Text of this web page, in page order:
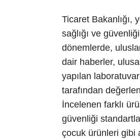
Ticaret Bakanlığı,
sağlığı ve
dönemlerde,
dair haberler,
yapılan
tarafından
İncelenen farklı
güvenliği
çocuk ürünleri gibi